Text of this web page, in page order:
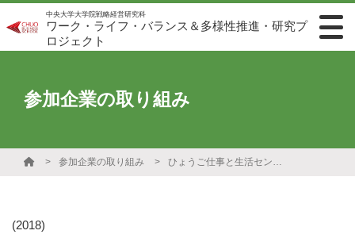
中央大学大学院戦略経営研究科
ワーク・ライフ・バランス＆多様性推進・研究プ
ロジェクト
参加企業の取り組み
参加企業の取り組み ひょうご仕事と生活センター
(2018)